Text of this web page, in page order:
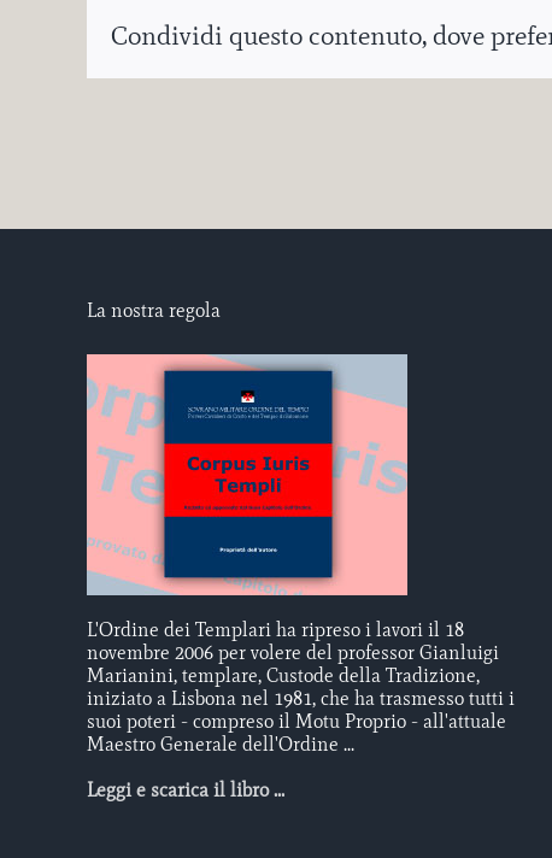
Condividi questo contenuto, dove
La nostra regola
L'Ordine dei Templari ha ripreso i lavori il 18
novembre 2006 per volere del professor Gianluigi
Marianini, templare, Custode della Tradizione,
iniziato a Lisbona nel 1981, che ha trasmesso tutti i
suoi poteri - compreso il Motu Proprio - all'attuale
Maestro Generale dell'Ordine ...
Leggi e scarica il libro ...